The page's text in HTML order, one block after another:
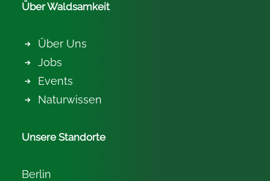
Über Waldsamkeit
Über Uns
Jobs
Events
Naturwissen
Unsere Standorte
Berlin